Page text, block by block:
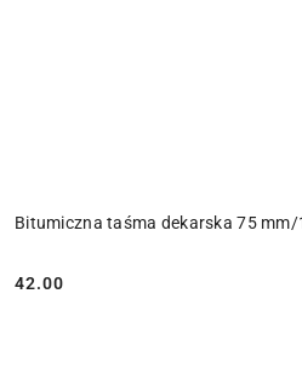
Bitumiczna taśma dekarska 75 mm/
Cena:
42.00